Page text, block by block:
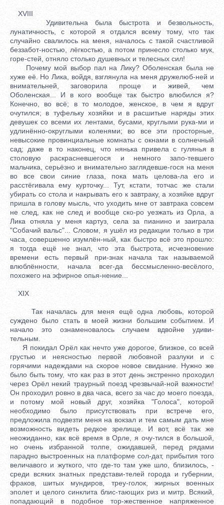
XVIII
Удивительна была быстрота и безвольность,
лунатичность, с которой я отдался всему тому, что так
случайно свалилось на меня, началось с такой счастливой
беззабот-ностью, лёгкостью, а потом принесло столько мук,
горе-стей, отняло столько душевных и телесных сил!
Почему мой выбор пал на Лику? Оболенская была не
хуже её. Но Лика, войдя, взглянула на меня дружелюб-ней и
внимательней, заговорила проще и живей, чем
Оболенская... И в кого вообще так быстро влюбился я?
Конечно, во всё; в то молодое, женское, в чем я вдруг
очутился; в туфельку хозяйки и в расшитые наряды этих
девушек со всеми их лентами, бусами, круглыми рука-ми и
удлинённо-округлыми коленями; во все эти просторные,
невысокие провинциальные комнаты с окнами в солнечный
сад; даже в то наконец, что нянька привела с гулянья в
столовую раскрасневшегося и немного запо-тевшего
мальчика, серьёзно и внимательно заглядевше-гося на меня
во все свои синие глаза, пока мать целова-ла его и
расстёгивала ему курточку... Тут, кстати, тотчас же стали
убирать со стола и накрывать его к завтраку, а хозяйке вдруг
пришла в голову мысль, что уходить мне от завтрака совсем
не след, как не след и вообще ско-ро уезжать из Орла, а
Лика отняла у меня картуз, села за пианино и заиграла
"Собачий вальс"... Словом, я ушёл из редакции только в три
часа, совершенно изумлён-ный, как быстро всё это прошло:
я тогда ещё не знал, что эта быстрота, исчезновение
времени есть первый при-знак начала так называемой
влюблённости, начала всег-да бессмысленно-весёлого,
похожего на эфирное опья-нение...
XIX
Так началась для меня ещё одна любовь, которой
суждено было стать в моей жизни большим событием. И
начало это ознаменовалось случаем вдвойне удиви-
тельным.
Я покидал Орёл как нечто уже дорогое, близкое, со всей
грустью и неясностью первой любовной разлуки и с
горячими надеждами на скорое новое свидание. Нужно же
было быть тому, что как раз в этот день экстренно проходил
через Орёл некий траурный поезд чрезвычай-ной важности!
Он проходил ровно в два часа, всего за час до моего поезда,
и потому мой новый друг, хозяйка "Голоса", которой
необходимо было присутствовать при встрече его,
предложила подвезти меня на вокзал и тем самым дать мне
возможность видеть редкое зрелище. И вот, всё так же
неожиданно, как всё время в Орле, я очу-тился в большой,
но очень избранной толпе, ожидавшей, перед рядами
парадно выстроенных на платформе сол-дат, прибытия того
величавого и жуткого, что где-то там уже шло, близилось, -
среди всяких знатных представи-телей города и губернии,
фраков, шитых мундиров, треу-голок, жирных военных
эполет и целого синклита блис-тающих риз и митр. Всякий,
попадающий в подобное тор-жественное напряженное